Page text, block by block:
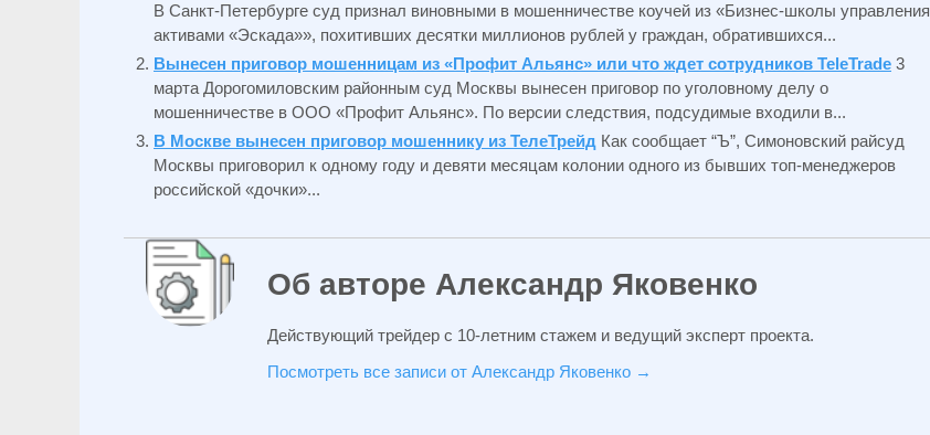
В Санкт-Петербурге суд признал виновными в мошенничестве коучей из «Бизнес-школы управления
активами «Эскада»», похитивших десятки миллионов рублей у граждан, обратившихся...
Вынесен приговор мошенницам из «Профит Альянс» или что ждет сотрудников TeleTrade 3
марта Дорогомиловским районным суд Москвы вынесен приговор по уголовному делу о
мошенничестве в ООО «Профит Альянс». По версии следствия, подсудимые входили в...
В Москве вынесен приговор мошеннику из ТелеТрейд Как сообщает “Ъ”, Симоновский райсуд
Москвы приговорил к одному году и девяти месяцам колонии одного из бывших топ-менеджеров
российской «дочки»...
Об авторе Александр Яковенко
Действующий трейдер с 10-летним стажем и ведущий эксперт проекта.
Посмотреть все записи от Александр Яковенко →